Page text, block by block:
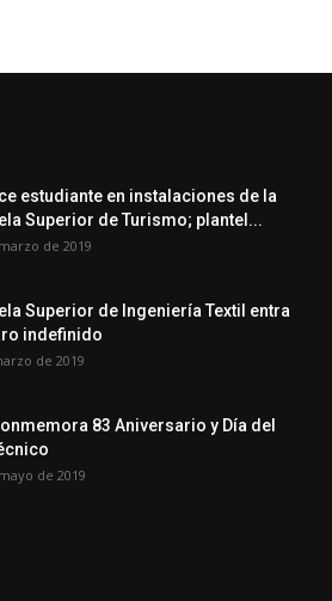
estudiante en instalaciones de la
Superior de Turismo; plantel...
de 2019
Superior de Ingeniería Textil entra
indefinido
de 2019
83 Aniversario y Día del
de 2019